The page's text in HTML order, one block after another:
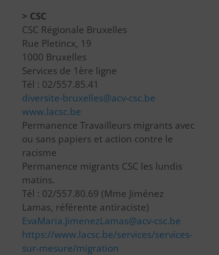
> CSC
CSC Régionale Bruxelles
Rue Pletincx, 19
1000 Bruxelles
Services de 1ère ligne
Tél : 02/557.85.41
diversite-bruxelles@acv-csc.be
www.lacsc.be
Permanence Travailleurs migrants avec
ou sans papiers et action contre le
racisme
Permanence migrants CSC les lundis
matins.
Tél : 02/557.80.69 (Mme Jiménez
Lamas, référente antiraciste)
EvaMaria.JimenezLamas@acv-csc.be
https://www.lacsc.be/services/services-
sur-mesure/migration